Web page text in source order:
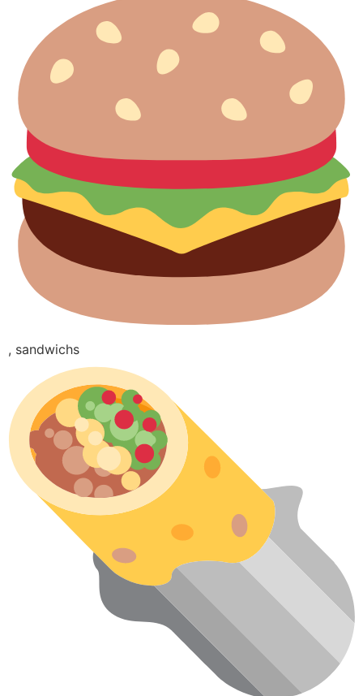
, sandwichs